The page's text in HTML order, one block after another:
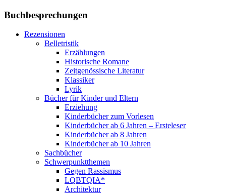
Buchbesprechungen
Rezensionen
Belletristik
Erzählungen
Historische Romane
Zeitgenössische Literatur
Klassiker
Lyrik
Bücher für Kinder und Eltern
Erziehung
Kinderbücher zum Vorlesen
Kinderbücher ab 6 Jahren – Ersteleser
Kinderbücher ab 8 Jahren
Kinderbücher ab 10 Jahren
Sachbücher
Schwerpunktthemen
Gegen Rassismus
LQBTQIA*
Architektur